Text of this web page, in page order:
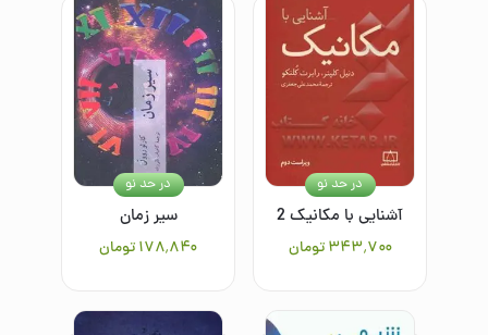
آشنایی با مکانیک 2
۳۴۳٬۷۰۰ تومان
در حد نو
سیر زمان
۱۷۸٬۸۴۰تومان
در حد نو